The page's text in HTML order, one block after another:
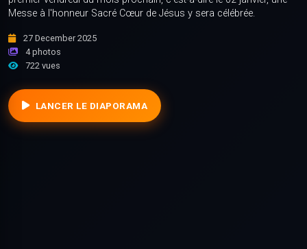
Messe à l'honneur Sacré Cœur de Jésus y sera célébrée.
27 December 2025
4 photos
722 vues
LANCER LE DIAPORAMA